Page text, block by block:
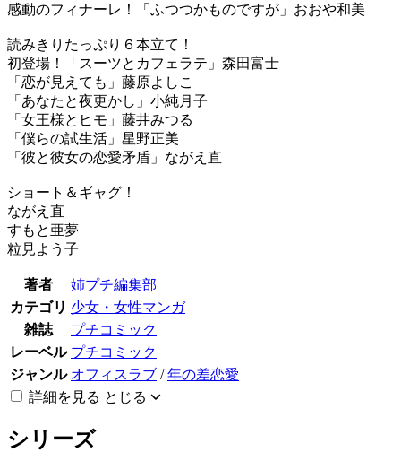
感動のフィナーレ！「ふつつかものですが」おおや和美
読みきりたっぷり６本立て！
初登場！「スーツとカフェラテ」森田富士
「恋が見えても」藤原よしこ
「あなたと夜更かし」小純月子
「女王様とヒモ」藤井みつる
「僕らの試生活」星野正美
「彼と彼女の恋愛矛盾」ながえ直
ショート＆ギャグ！
ながえ直
すもと亜夢
粒見よう子
著者
姉プチ編集部
カテゴリ 少女・女性マンガ
雑誌
プチコミック
レーベル プチコミック
ジャンル オフィスラブ /年の差恋愛
詳細を見る とじる
シリーズ